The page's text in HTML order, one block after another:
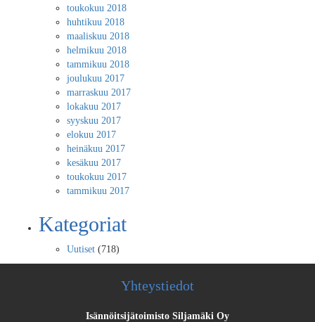
toukokuu 2018
huhtikuu 2018
maaliskuu 2018
helmikuu 2018
tammikuu 2018
joulukuu 2017
marraskuu 2017
lokakuu 2017
syyskuu 2017
elokuu 2017
heinäkuu 2017
kesäkuu 2017
toukokuu 2017
tammikuu 2017
Kategoriat
Uutiset (718)
Yhteystiedot
Isännöitsijätoimisto Siljamäki Oy